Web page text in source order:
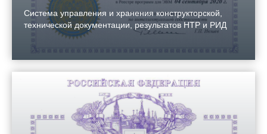
Система управления и хранения конструкторской,
технической документации, результатов НТР и РИД